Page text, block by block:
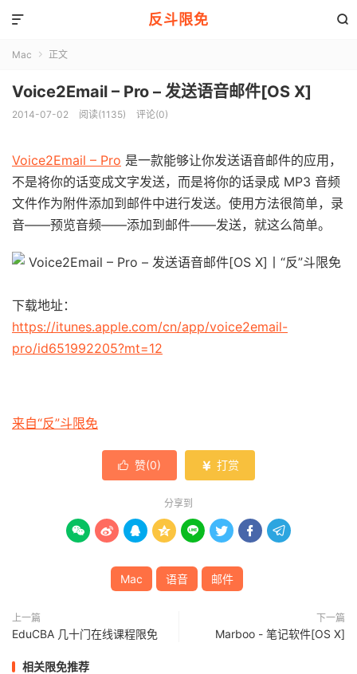
反斗限免 

Mac  正文
Voice2Email – Pro – 发送语音邮件[OS X]
2014-07-02 阅读(1135) 评论(0)
Voice2Email – Pro 是一款能够让你发送语音邮件的应用，
不是将你的话变成文字发送，而是将你的话录成 MP3 音频
文件作为附件添加到邮件中进行发送。使用方法很简单，录
音——预览音频——添加到邮件——发送，就这么简单。
下载地址：
https://itunes.apple.com/cn/app/voice2email-
pro/id651992205?mt=12
来自“反”斗限免
 赞(0)  打赏
分享到
       
Mac 语音 邮件
上一篇
EduCBA 几十门在线课程限免
下一篇
Marboo - 笔记软件[OS X]
相关限免推荐